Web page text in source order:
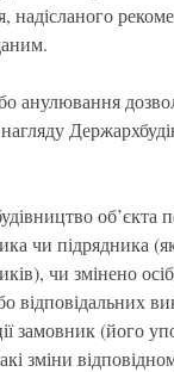
надісланого
анулювання
чи підрядника
чи змінено
відповідальних
замовник (його
зміни